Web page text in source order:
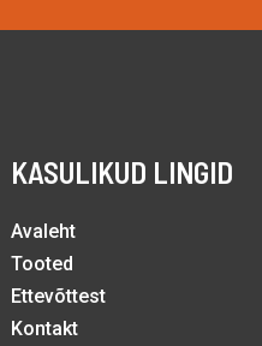
KASULIKUD LINGID
Avaleht
Tooted
Ettevõttest
Kontakt